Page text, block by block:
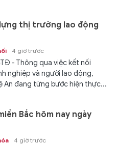
thị trường lao động
4 giờ trước
- Thông qua việc kết nối
nghiệp và người lao động,
An đang từng bước hiện thực...
Bắc hôm nay ngày
4 giờ trước